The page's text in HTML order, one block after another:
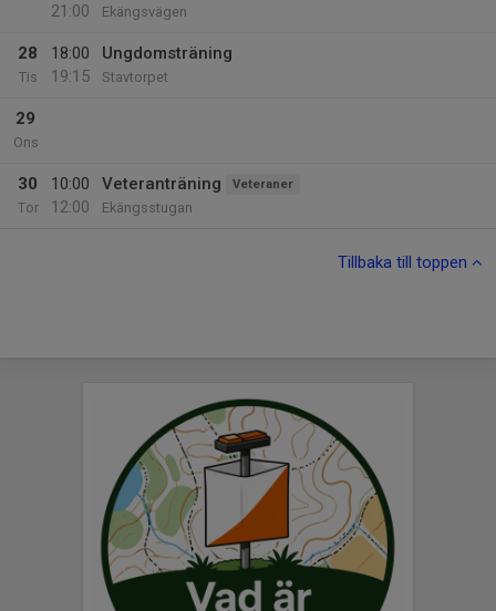
21:00
Ekängsvägen
28
Tis
18:00
19:15
Ungdomsträning
Stavtorpet
29
Ons
30
Tor
10:00
12:00
Veteranträning Veteraner
Ekängsstugan
Tillbaka till toppen